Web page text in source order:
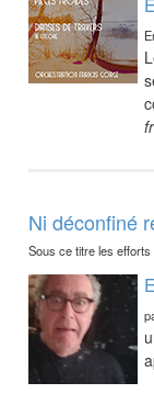
Ni déconfiné
Sous ce titre les